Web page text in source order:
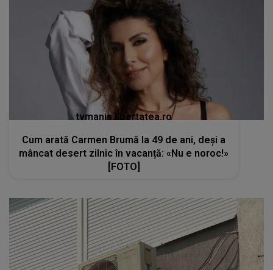
tvmania.libertatea.ro
Cum arată Carmen Brumă la 49 de ani, deși a
mâncat desert zilnic în vacanță: «Nu e noroc!»
[FOTO]